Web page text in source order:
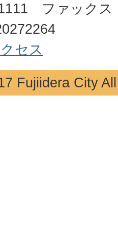
ファックス
セス
Fujiidera City